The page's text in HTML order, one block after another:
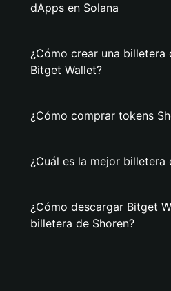
dApps en Solana
¿Cómo crear una billetera
Bitget Wallet?
¿Cómo comprar tokens
¿Cuál es la mejor billetera
¿Cómo descargar Bitget
billetera de Shoren?